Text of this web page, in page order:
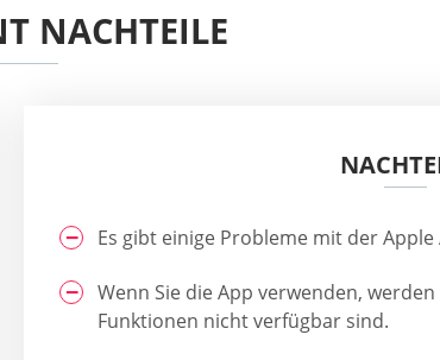
NACHTEILE
Es gibt einige Probleme mit der Apple
Wenn Sie die App verwenden,
Funktionen nicht verfügbar sind.